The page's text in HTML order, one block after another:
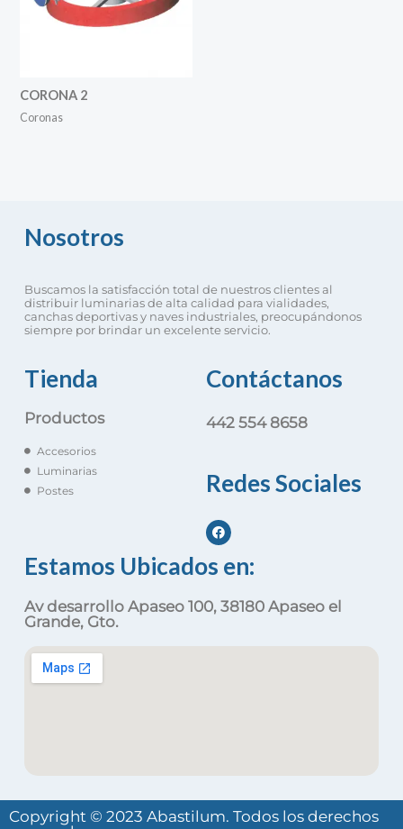
CORONA 2
Coronas
Nosotros
Buscamos la satisfacción total de nuestros clientes al
distribuir luminarias de alta calidad para vialidades,
canchas deportivas y naves industriales, preocupándonos
siempre por brindar un excelente servicio.
Tienda
Productos
Accesorios
Luminarias
Postes
Contáctanos
442 554 8658
Redes Sociales
Estamos Ubicados en:
Av desarrollo Apaseo 100, 38180 Apaseo el
Grande, Gto.
Copyright © 2023 Abastilum. Todos los derechos